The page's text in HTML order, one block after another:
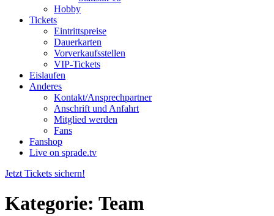
Hobby
Tickets
Eintrittspreise
Dauerkarten
Vorverkaufsstellen
VIP-Tickets
Eislaufen
Anderes
Kontakt/Ansprechpartner
Anschrift und Anfahrt
Mitglied werden
Fans
Fanshop
Live on sprade.tv
Jetzt Tickets sichern!
Kategorie: Team